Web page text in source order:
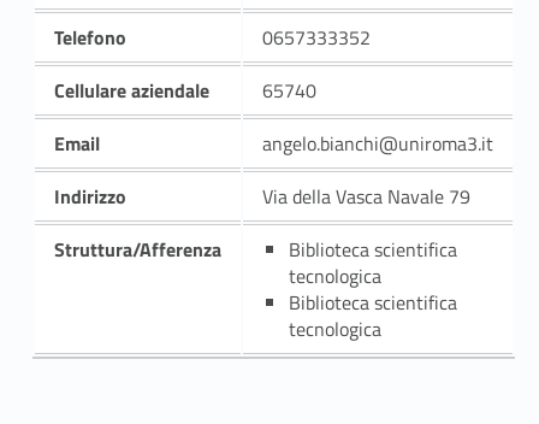
Telefono
0657333352
Cellulare aziendale
65740
Email
angelo.bianchi@uniroma3.it
Indirizzo
Via della Vasca Navale 79
Struttura/Afferenza
Biblioteca scientifica
tecnologica
Biblioteca scientifica
tecnologica